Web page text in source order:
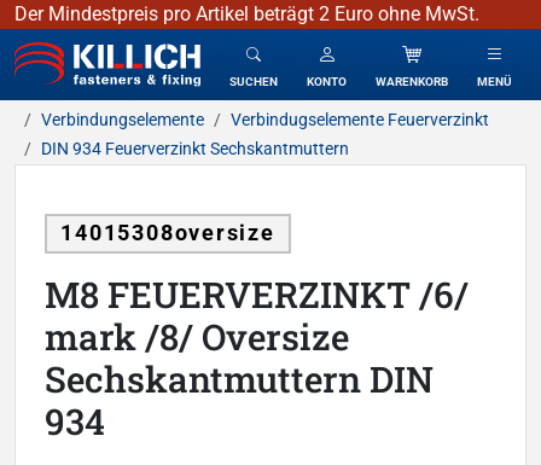
Der Mindestpreis pro Artikel beträgt 2 Euro ohne MwSt.
KILLICH - Verbindungselemente
SUCHEN KONTO WARENKORB MENÜ
Verbindungselemente
Verbindugselemente Feuerverzinkt
DIN 934 Feuerverzinkt Sechskantmuttern
14015308oversize
M8 FEUERVERZINKT /6/
mark /8/ Oversize
Sechskantmuttern DIN
934